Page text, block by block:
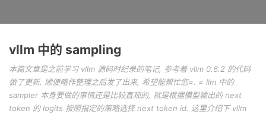
vllm 中的 sampling
本篇文章是之前学习 vllm 源码时纪录的笔记, 参考着 vllm 0.6.2 的代码
做了更新. 顺便略作整理之后发了出来, 希望能帮忙您=. = llm 中的
sampler 本身要做的事情还是比较直观的, 就是根据模型输出的 next
token 的 logits 按照指定的策略选择 next token id. 这里介绍下 vllm